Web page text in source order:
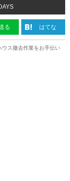
る はてな
ウス撤去作業をお手伝い